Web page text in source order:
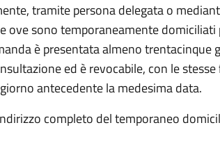
tramite persona delegata o
ove sono temporaneamente domiciliati
è presentata almeno trentacinque
ed è revocabile, con le
antecedente la medesima data.
completo del temporaneo